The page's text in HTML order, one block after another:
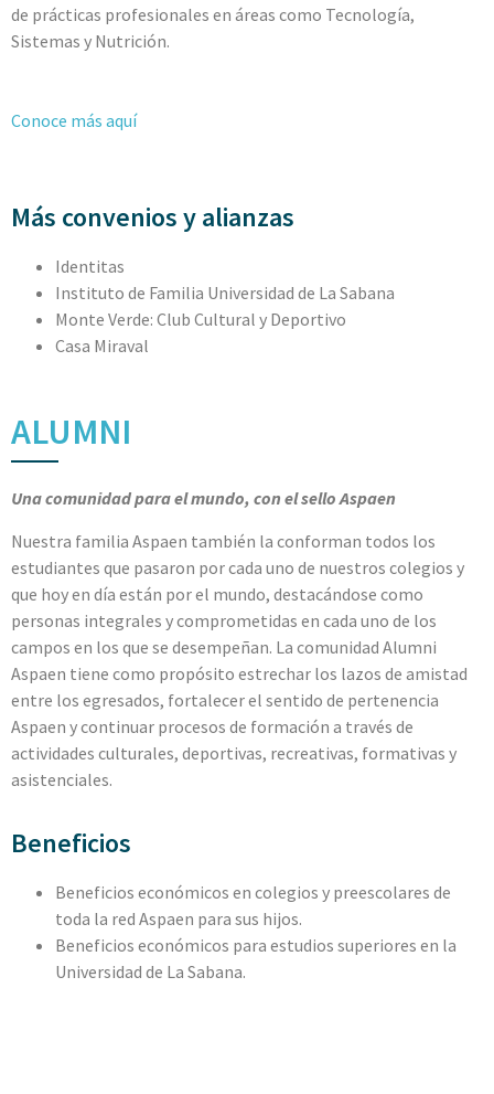
de prácticas profesionales en áreas como Tecnología,
Sistemas y Nutrición.
Conoce más aquí
Más convenios y alianzas
Identitas
Instituto de Familia Universidad de La Sabana
Monte Verde: Club Cultural y Deportivo
Casa Miraval
ALUMNI
Una comunidad para el mundo, con el sello Aspaen
Nuestra familia Aspaen también la conforman todos los
estudiantes que pasaron por cada uno de nuestros colegios y
que hoy en día están por el mundo, destacándose como
personas integrales y comprometidas en cada uno de los
campos en los que se desempeñan. La comunidad Alumni
Aspaen tiene como propósito estrechar los lazos de amistad
entre los egresados, fortalecer el sentido de pertenencia
Aspaen y continuar procesos de formación a través de
actividades culturales, deportivas, recreativas, formativas y
asistenciales.
Beneficios
Beneficios económicos en colegios y preescolares de
toda la red Aspaen para sus hijos.
Beneficios económicos para estudios superiores en la
Universidad de La Sabana.